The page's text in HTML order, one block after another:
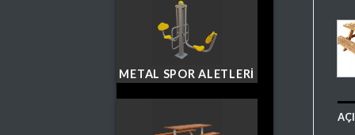
METAL SPOR ALETLERI